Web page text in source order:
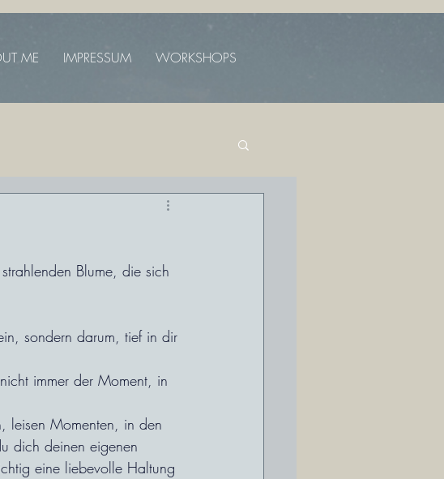
ME IMPRESSUM WORKSHOPS
Blume, die sich
sondern darum, tief in dir
immer der Moment, in
leisen Momenten, in den
dich deinen eigenen
eine liebevolle Haltung